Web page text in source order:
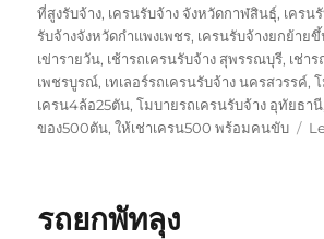
ที่สูงรับจ้าง, เครนรับจ้าง จังหวัดกาฬสินธุ์, เครน
รับจ้างจังหวัดกำแพงเพชร, เครนรับจ้างยกย้าย
เข่ารายวัน, เช้ารถเครนรับจ้าง สุพรรณบุรี, เช่า
เพชรบูรณ์, เทเลอร์รถเครนรับจ้าง นครสวรรค์,
เครน4ล้อ25ตัน,โมบายรถเครนรับจ้าง อุทัยธานี
ของ500ตัน,ให้เช่าเครน500 พร้อมคนขับ
รถยกพัทลุง